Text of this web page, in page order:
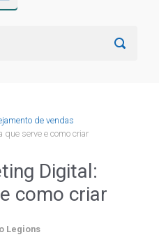
de vendas
que serve e como criar
Digital:
como criar
Legions